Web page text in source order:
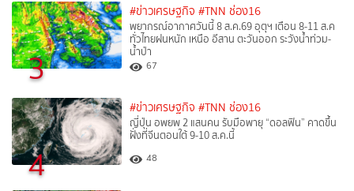
3
#ข่าวเศรษฐกิจ #TNN ช่อง16
พยากรณ์อากาศวันนี้ 8 ส.ค.69 อุตุฯ เตือน 8-11 ส.ค
ทั่วไทยฝนหนัก เหนือ อีสาน ตะวันออก ระวังน้ำท่วม-
น้ำป่า
67
4
#ข่าวเศรษฐกิจ #TNN ช่อง16
ญี่ปุ่น อพยพ 2 แสนคน รับมือพายุ “ดอลฟิน” คาดขึ้น
ฝั่งที่จีนตอนใต้ 9-10 ส.ค.นี้
48